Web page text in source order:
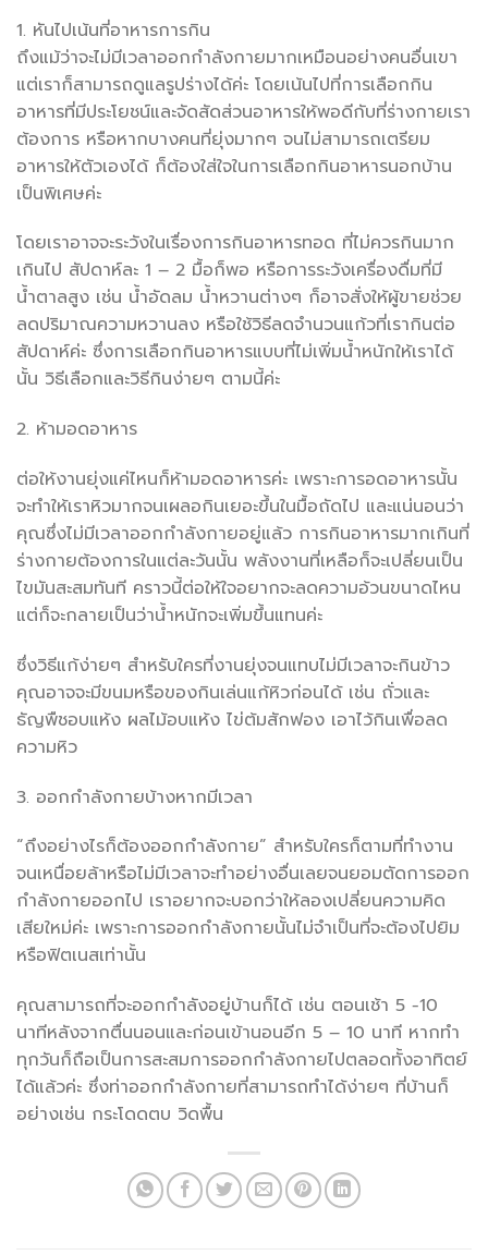
1. หันไปเน้นที่อาหารการกิน
ถึงแม้ว่าจะไม่มีเวลาออกกำลังกายมากเหมือนอย่างคนอื่นเขา
แต่เราก็สามารถดูแลรูปร่างได้ค่ะ โดยเน้นไปที่การเลือกกิน
อาหารที่มีประโยชน์และจัดสัดส่วนอาหารให้พอดีกับที่ร่างกายเรา
ต้องการ หรือหากบางคนที่ยุ่งมากๆ จนไม่สามารถเตรียม
อาหารให้ตัวเองได้ ก็ต้องใส่ใจในการเลือกกินอาหารนอกบ้าน
เป็นพิเศษค่ะ
โดยเราอาจจะระวังในเรื่องการกินอาหารทอด ที่ไม่ควรกินมาก
เกินไป สัปดาห์ละ 1 – 2 มื้อก็พอ หรือการระวังเครื่องดื่มที่มี
น้ำตาลสูง เช่น น้ำอัดลม น้ำหวานต่างๆ ก็อาจสั่งให้ผู้ขายช่วย
ลดปริมาณความหวานลง หรือใช้วิธีลดจำนวนแก้วที่เรากินต่อ
สัปดาห์ค่ะ ซึ่งการเลือกกินอาหารแบบที่ไม่เพิ่มน้ำหนักให้เราได้
นั้น วิธีเลือกและวิธีกินง่ายๆ ตามนี้ค่ะ
2. ห้ามอดอาหาร
ต่อให้งานยุ่งแค่ไหนก็ห้ามอดอาหารค่ะ เพราะการอดอาหารนั้น
จะทำให้เราหิวมากจนเผลอกินเยอะขึ้นในมื้อถัดไป และแน่นอนว่า
คุณซึ่งไม่มีเวลาออกกำลังกายอยู่แล้ว การกินอาหารมากเกินที่
ร่างกายต้องการในแต่ละวันนั้น พลังงานที่เหลือก็จะเปลี่ยนเป็น
ไขมันสะสมทันที คราวนี้ต่อให้ใจอยากจะลดความอ้วนขนาดไหน
แต่ก็จะกลายเป็นว่าน้ำหนักจะเพิ่มขึ้นแทนค่ะ
ซึ่งวิธีแก้ง่ายๆ สำหรับใครที่งานยุ่งจนแทบไม่มีเวลาจะกินข้าว
คุณอาจจะมีขนมหรือของกินเล่นแก้หิวก่อนได้ เช่น ถั่วและ
ธัญพืชอบแห้ง ผลไม้อบแห้ง ไข่ต้มสักฟอง เอาไว้กินเพื่อลด
ความหิว
3. ออกกำลังกายบ้างหากมีเวลา
“ถึงอย่างไรก็ต้องออกกำลังกาย” สำหรับใครก็ตามที่ทำงาน
จนเหนื่อยล้าหรือไม่มีเวลาจะทำอย่างอื่นเลยจนยอมตัดการออก
กำลังกายออกไป เราอยากจะบอกว่าให้ลองเปลี่ยนความคิด
เสียใหม่ค่ะ เพราะการออกกำลังกายนั้นไม่จำเป็นที่จะต้องไปยิม
หรือฟิตเนสเท่านั้น
คุณสามารถที่จะออกกำลังอยู่บ้านก็ได้ เช่น ตอนเช้า 5 -10
นาทีหลังจากตื่นนอนและก่อนเข้านอนอีก 5 – 10 นาที หากทำ
ทุกวันก็ถือเป็นการสะสมการออกกำลังกายไปตลอดทั้งอาทิตย์
ได้แล้วค่ะ ซึ่งท่าออกกำลังกายที่สามารถทำได้ง่ายๆ ที่บ้านก็
อย่างเช่น กระโดดตบ วิดพื้น